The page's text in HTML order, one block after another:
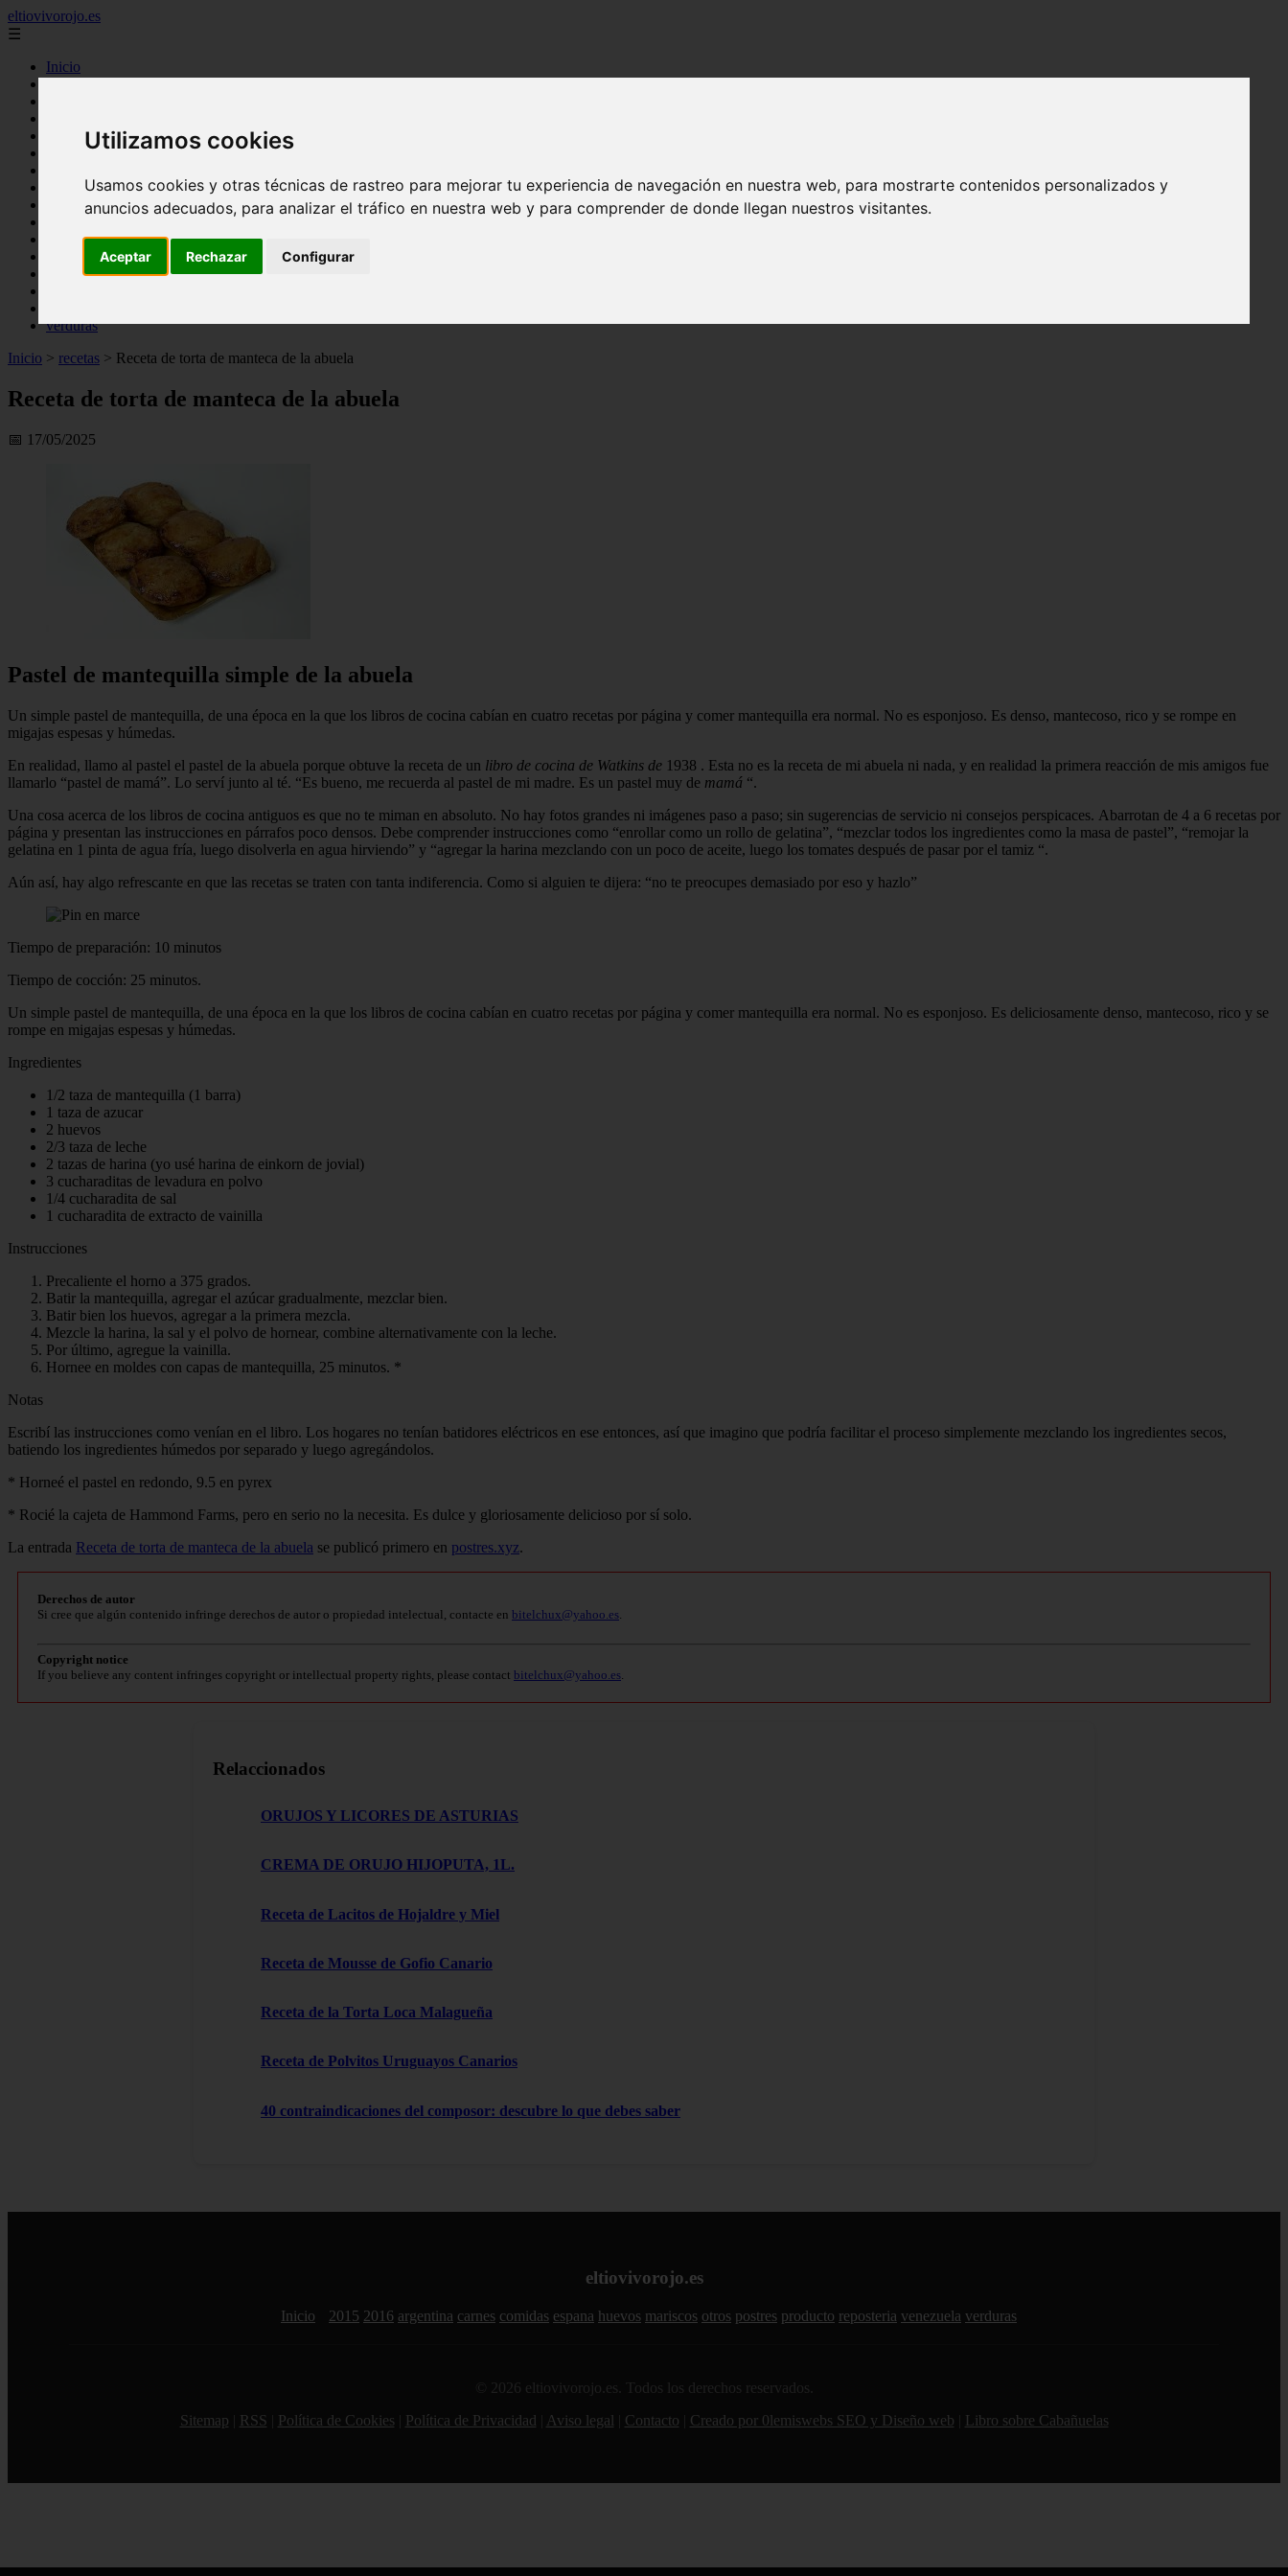
Utilizamos cookies
Usamos cookies y otras técnicas de rastreo para mejorar tu experiencia de navegación en nuestra web, para mostrarte contenidos personalizados y
anuncios adecuados, para analizar el tráfico en nuestra web y para comprender de donde llegan nuestros visitantes.
Aceptar Rechazar Configurar
eltiovivorojo.es
☰
Inicio
argentina
espana
huevos
producto
verduras
Inicio > recetas > Receta de torta de manteca de la abuela
Receta de torta de manteca de la abuela
📅 17/05/2025
Pastel de mantequilla simple de la abuela
Un simple pastel de mantequilla, de una época en la que los libros de cocina cabían en cuatro recetas por página y comer mantequilla era normal. No es esponjoso. Es denso, mantecoso, rico y se rompe en
migajas espesas y húmedas.
En realidad, llamo al pastel el pastel de la abuela porque obtuve la receta de un libro de cocina de Watkins de 1938 . Esta no es la receta de mi abuela ni nada, y en realidad la primera reacción de mis amigos fue
llamarlo “pastel de mamá”. Lo serví junto al té. “Es bueno, me recuerda al pastel de mi madre. Es un pastel muy de mamá “.
Una cosa acerca de los libros de cocina antiguos es que no te miman en absoluto. No hay fotos grandes ni imágenes paso a paso; sin sugerencias de servicio ni consejos perspicaces. Abarrotan de 4 a 6 recetas por
página y presentan las instrucciones en párrafos poco densos. Debe comprender instrucciones como “enrollar como un rollo de gelatina”, “mezclar todos los ingredientes como la masa de pastel”, “remojar la
gelatina en 1 pinta de agua fría, luego disolverla en agua hirviendo” y “agregar la harina mezclando con un poco de aceite, luego los tomates después de pasar por el tamiz “.
Aún así, hay algo refrescante en que las recetas se traten con tanta indiferencia. Como si alguien te dijera: “no te preocupes demasiado por eso y hazlo”
Tiempo de preparación: 10 minutos
Tiempo de cocción: 25 minutos.
Un simple pastel de mantequilla, de una época en la que los libros de cocina cabían en cuatro recetas por página y comer mantequilla era normal. No es esponjoso. Es deliciosamente denso, mantecoso, rico y se
rompe en migajas espesas y húmedas.
Ingredientes
1/2 taza de mantequilla (1 barra)
1 taza de azucar
2 huevos
2/3 taza de leche
2 tazas de harina (yo usé harina de einkorn de jovial)
3 cucharaditas de levadura en polvo
1/4 cucharadita de sal
1 cucharadita de extracto de vainilla
Instrucciones
Precaliente el horno a 375 grados.
Batir la mantequilla, agregar el azúcar gradualmente, mezclar bien.
Batir bien los huevos, agregar a la primera mezcla.
Mezcle la harina, la sal y el polvo de hornear, combine alternativamente con la leche.
Por último, agregue la vainilla.
Hornee en moldes con capas de mantequilla, 25 minutos. *
Notas
Escribí las instrucciones como venían en el libro. Los hogares no tenían batidores eléctricos en ese entonces, así que imagino que podría facilitar el proceso simplemente mezclando los ingredientes secos,
batiendo los ingredientes húmedos por separado y luego agregándolos.
* Horneé el pastel en redondo, 9.5 en pyrex
* Rocié la cajeta de Hammond Farms, pero en serio no la necesita. Es dulce y gloriosamente delicioso por sí solo.
La entrada Receta de torta de manteca de la abuela se publicó primero en postres.xyz.
Derechos de autor
Si cree que algún contenido infringe derechos de autor o propiedad intelectual, contacte en bitelchux@yahoo.es
Copyright notice
If you believe any content infringes copyright or intellectual property rights, please contact bitelchux@yahoo.es
Relaccionados
ORUJOS Y LICORES DE ASTURIAS
CREMA DE ORUJO HIJOPUTA, 1L.
Receta de Lacitos de Hojaldre y Miel
Receta de Mousse de Gofio Canario
Receta de la Torta Loca Malagueña
Receta de Polvitos Uruguayos Canarios
40 contraindicaciones del composor: descubre lo que debes saber
eltiovivorojo.es
Inicio 2015 2016 argentina carnes comidas espana huevos mariscos otros postres producto reposteria venezuela verduras
© 2026 eltiovivorojo.es. Todos los derechos reservados.
Sitemap
RSS Política de Cookies Política de Privacidad Aviso legal Contacto Creado por 0lemiswebs SEO y Diseño web Libro sobre Cabañuelas